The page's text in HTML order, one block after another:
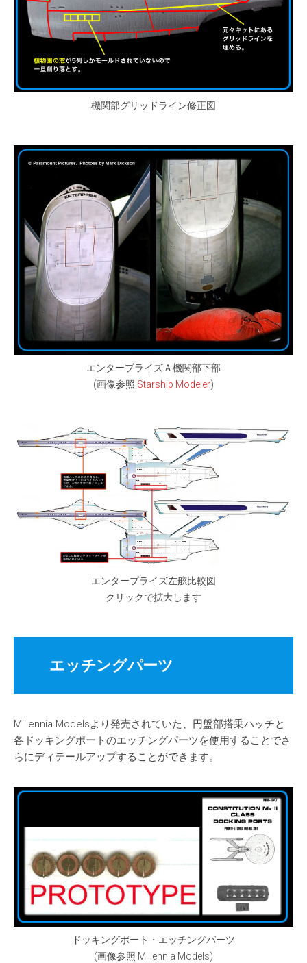
機関部グリッドライン修正図
エンタープライズＡ機関部下部
(画像参照 Starship Modeler)
エンタープライズ左舷比較図
クリックで拡大します
エッチングパーツ
Millennia Modelsより発売されていた、円盤部搭乗ハッチと
各ドッキングポートのエッチングパーツを使用することでさ
らにディテールアップすることができます。
ドッキングポート・エッチングパーツ
(画像参照 Millennia Models)